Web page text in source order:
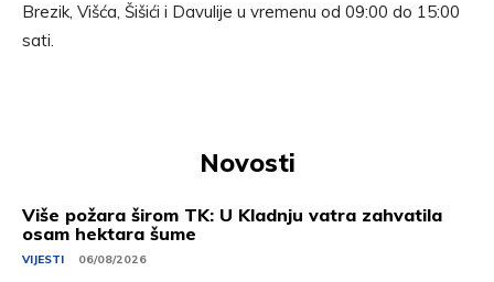
Brezik, Višća, Šišići i Davulije u vremenu od 09:00 do 15:00
sati.
Novosti
Više požara širom TK: U Kladnju vatra zahvatila
osam hektara šume
VIJESTI 06/08/2026